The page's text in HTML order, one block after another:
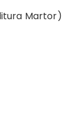
Martor)